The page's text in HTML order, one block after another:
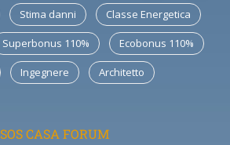
Stima danni Classe Energetica
Superbonus 110% Ecobonus 110%
Ingegnere Architetto
SOS CASA FORUM